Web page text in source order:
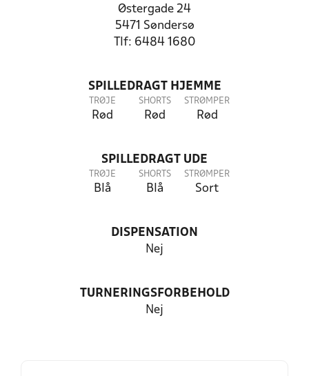
Østergade 24
5471 Søndersø
Tlf: 6484 1680
SPILLEDRAGT HJEMME
TRØJE
Rød
SHORTS
Rød
STRØMPER
Rød
SPILLEDRAGT UDE
TRØJE
Blå
SHORTS
Blå
STRØMPER
Sort
DISPENSATION
Nej
TURNERINGSFORBEHOLD
Nej